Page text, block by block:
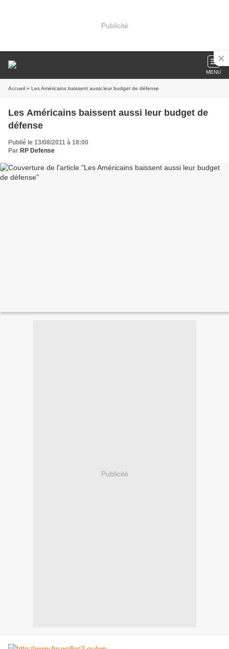
Publicité
MENU
Accueil » Les Américains baissent aussi leur budget de défense
Les Américains baissent aussi leur budget de
défense
Publié le 13/08/2011 à 18:00
Par RP Defense
Publicité